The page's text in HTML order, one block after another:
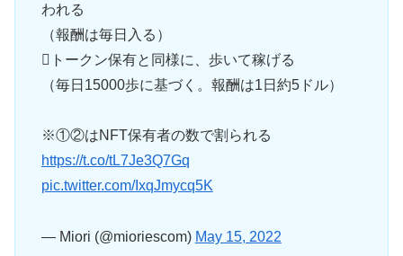
われる
（報酬は毎日入る）
トークン保有と同様に、歩いて稼げる
（毎日15000歩に基づく。報酬は1日約5ドル）
※①②はNFT保有者の数で割られる
https://t.co/tL7Je3Q7Gq
pic.twitter.com/IxqJmycq5K
— Miori (@mioriescom) May 15, 2022